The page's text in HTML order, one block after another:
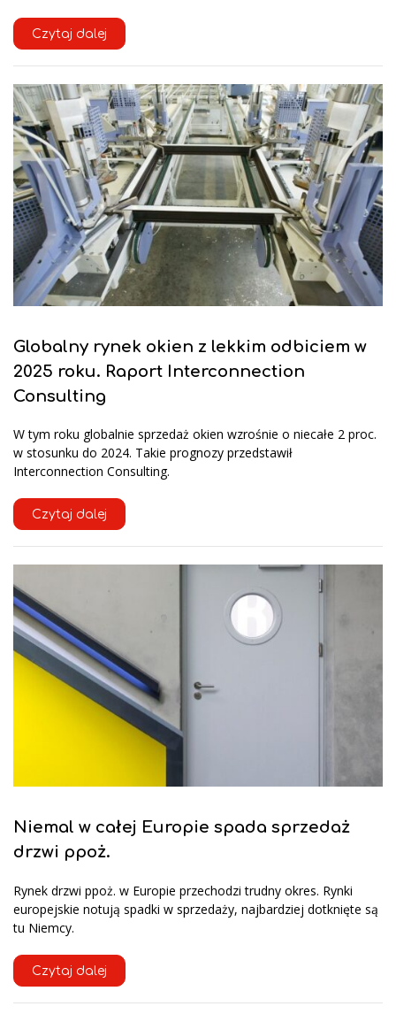
Czytaj dalej
Globalny rynek okien z lekkim odbiciem w
2025 roku. Raport Interconnection
Consulting
W tym roku globalnie sprzedaż okien wzrośnie o niecałe 2 proc.
w stosunku do 2024. Takie prognozy przedstawił
Interconnection Consulting.
Czytaj dalej
Niemal w całej Europie spada sprzedaż
drzwi ppoż.
Rynek drzwi ppoż. w Europie przechodzi trudny okres. Rynki
europejskie notują spadki w sprzedaży, najbardziej dotknięte są
tu Niemcy.
Czytaj dalej